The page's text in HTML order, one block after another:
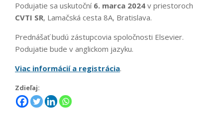
Podujatie sa uskutoční 6. marca 2024 v priestoroch
CVTI SR, Lamačská cesta 8A, Bratislava.
Prednášať budú zástupcovia spoločnosti Elsevier.
Podujatie bude v anglickom jazyku.
Viac informácií a registrácia.
Zdieľaj: